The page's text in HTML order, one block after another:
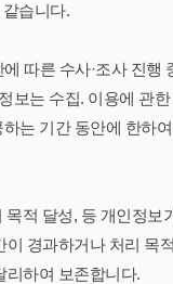
습니다.
따른 수사·조사 진행
보는 수집. 이용에 관
는 기간 동안에 한하
적 달성, 등 개인정
경과하거나 처리
리하여 보존합니다.